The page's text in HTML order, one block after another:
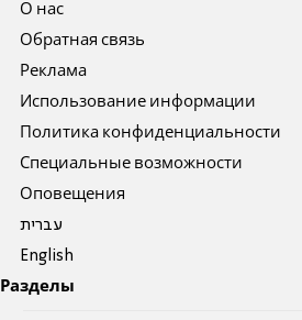
О нас
Обратная связь
Реклама
Использование информации
Политика конфиденциальности
Специальные возможности
Оповещения
עברית
English
Разделы